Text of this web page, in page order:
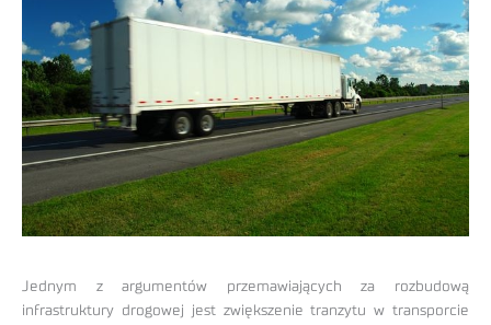
Jednym z argumentów przemawiających za rozbudową
infrastruktury drogowej jest zwiększenie tranzytu w transporcie